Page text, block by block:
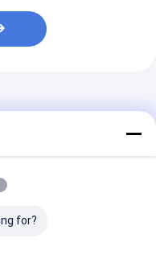
for?